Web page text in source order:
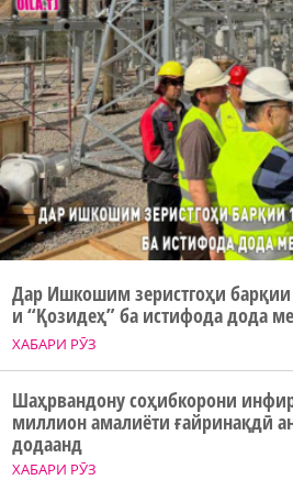
ХАБАРИ РӮЗ
Дар Ишкошим зеристгоҳи барқии
и “Қозидеҳ” ба истифода дода
ХАБАРИ РӮЗ
Шаҳрвандону соҳибкорони
миллион амалиёти ғайринақдӣ
додаанд